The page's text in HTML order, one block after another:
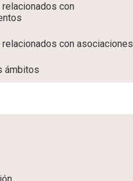
con
con asociaciones
ámbitos